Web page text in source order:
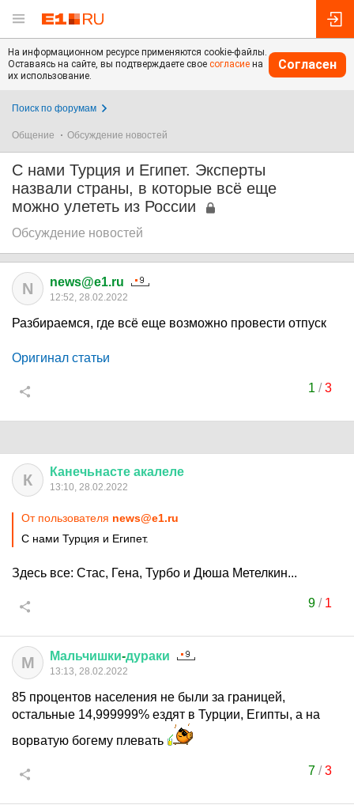
На информационном ресурсе применяются cookie-файлы.
Оставаясь на сайте, вы подтверждаете свое согласие на
их использование.
Согласен
Поиск по форумам
Общение Обсуждение новостей
С нами Турция и Египет. Эксперты
назвали страны, в которые всё еще
можно улететь из России
Обсуждение новостей
N news@e1.ru
12:52, 28.02.2022
Разбираемся, где всё еще возможно провести отпуск
Оригинал статьи
1 /3
К Канечьнасте акалеле
13:10, 28.02.2022
От пользователя news@e1.ru
С нами Турция и Египет.
Здесь все: Стас, Гена, Турбо и Дюша Метелкин...
9/ 1
М Мальчишки-дураки
13:13, 28.02.2022
85 процентов населения не были за границей,
остальные 14,999999% ездят в Турции, Египты, а на
ворватую богему плевать
7/3